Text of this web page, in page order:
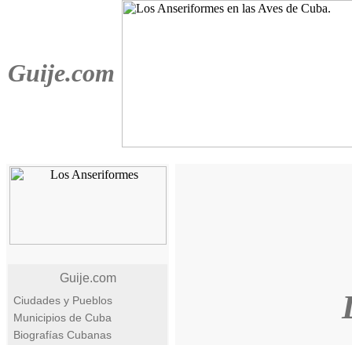
Guije.com
Guije.com
Ciudades y Pueblos
Municipios de Cuba
Biografías Cubanas